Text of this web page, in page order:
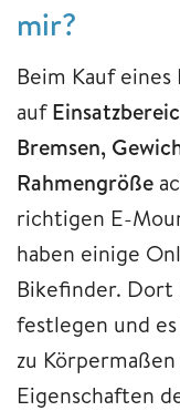
mir?
Beim Kauf
auf
Bremsen,
Rahmengröße
richtigen E-
haben einige
Bikefinder. Dort
festlegen und
zu
Eigenschaften